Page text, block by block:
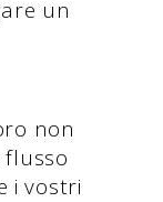
un
non
i vostri